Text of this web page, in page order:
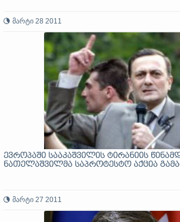
მარტი 28 2011
ევროპაში სააკაშვილის ტირანიის
ნათელაშვილმა საპროტესტო აქცია
მარტი 27 2011